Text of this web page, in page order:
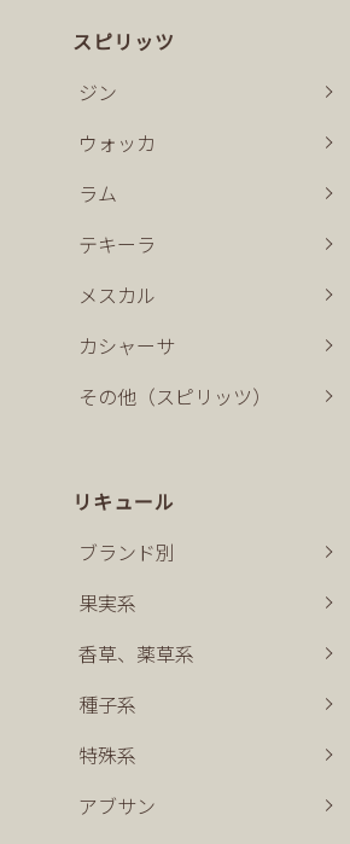
スピリッツ
ジン
ウォッカ
ラム
テキーラ
メスカル
カシャーサ
その他（スピリッツ）
リキュール
ブランド別
果実系
香草、薬草系
種子系
特殊系
アブサン